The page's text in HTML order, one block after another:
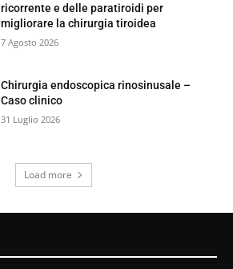
ricorrente e delle paratiroidi per
migliorare la chirurgia tiroidea
7 Agosto 2026
Chirurgia endoscopica rinosinusale –
Caso clinico
31 Luglio 2026
Load more